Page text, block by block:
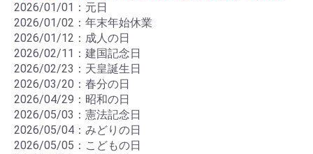
2026/01/01：元日
2026/01/02：年末年始休業
2026/01/12：成人の日
2026/02/11：建国記念日
2026/02/23：天皇誕生日
2026/03/20：春分の日
2026/04/29：昭和の日
2026/05/03：憲法記念日
2026/05/04：みどりの日
2026/05/05：こどもの日